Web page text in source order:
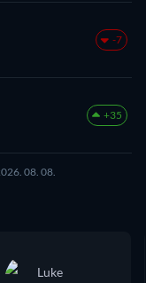
-7
+35
08. 08.